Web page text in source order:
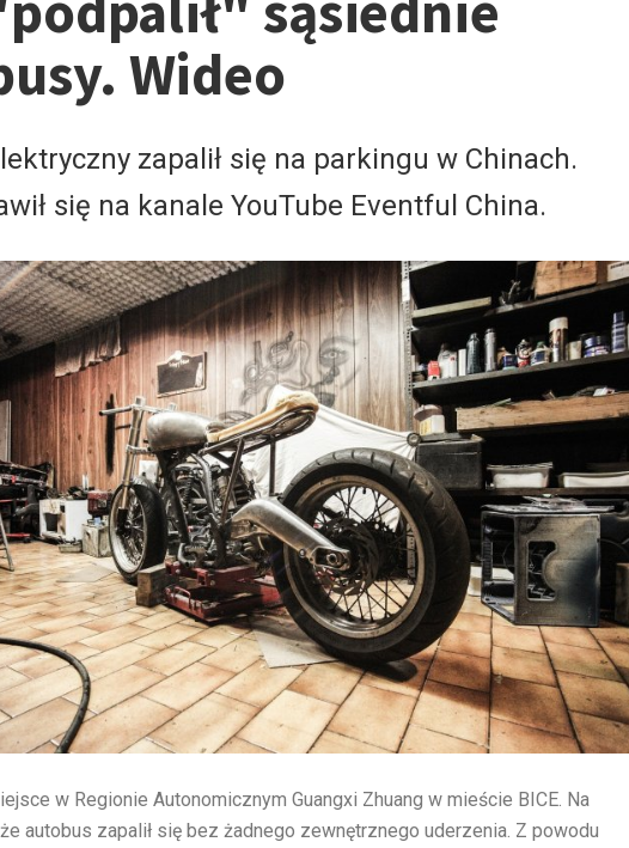
Wideo
zapalił się na parkingu w Chinach.
się na kanale YouTube Eventful China.
w Regionie Autonomicznym Guangxi Zhuang w mieście BICE. Na
autobus zapalił się bez żadnego zewnętrznego uderzenia. Z powodu